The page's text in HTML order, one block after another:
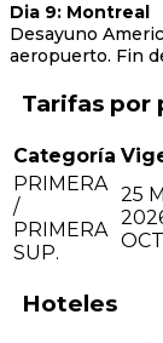
Dia 9: Montreal
Desayuno
aeropuerto. Fin
Tarifas
Categoría
PRIMERA
/
PRIMERA
SUP.
25
Hoteles